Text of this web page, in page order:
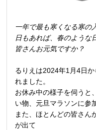
一年で最も寒くなる寒の
日もあれば、春のような
皆さんお元気ですか？
るりえは2024年1月4日
れました。
お休み中の様子を伺うと
い物、元旦マラソンに参
また、ほとんどの皆さん
が出て